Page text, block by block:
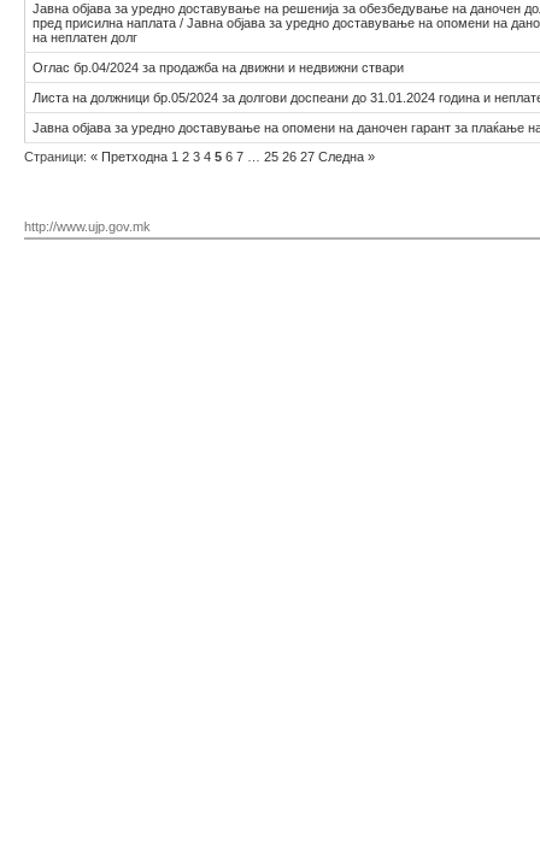
Јавна објава за уредно доставување на решенија за обезбедување на даночен
пред присилна наплата / Јавна објава за уредно доставување на опомени на
на неплатен долг
Оглас бр.04/2024 за продажба на движни и недвижни ствари
Листа на должници бр.05/2024 за долгови доспеани до 31.01.2024 година и
Јавна објава за уредно доставување на опомени на даночен гарант за плаќање
Страници: « Претходна 1 2 3 4 5 6 7 25 26 27 Следна »
http://www.ujp.gov.mk